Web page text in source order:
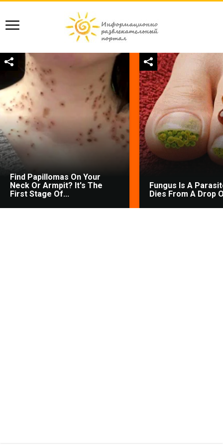
Find Papillomas On Your
Neck Or Armpit? It's The
First Stage Of...
Fungus Is A
Dies From A Drop